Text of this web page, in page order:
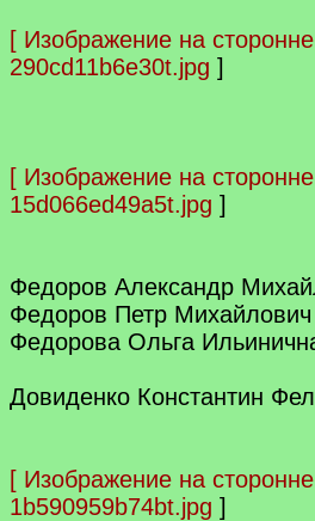
[ Изображение на
290cd11b6e30t.jpg ]
[ Изображение на
15d066ed49a5t.jpg ]
Федоров Александр
Федоров Петр Михайлович
Федорова Ольга
Довиденко Константин
[ Изображение на
1b590959b74bt.jpg ]